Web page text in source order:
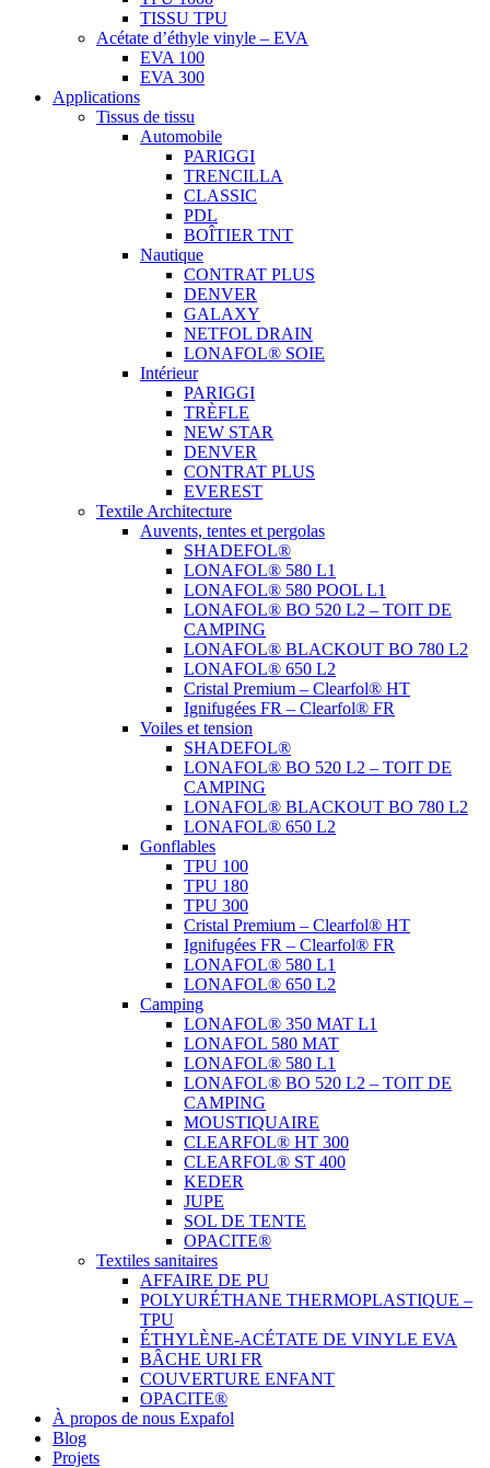
TISSU TPU
Acétate d’éthyle vinyle – EVA
EVA 100
EVA 300
Applications
Tissus de tissu
Automobile
PARIGGI
TRENCILLA
CLASSIC
PDL
BOÎTIER TNT
Nautique
CONTRAT PLUS
DENVER
GALAXY
NETFOL DRAIN
LONAFOL® SOIE
Intérieur
PARIGGI
TRÈFLE
NEW STAR
DENVER
CONTRAT PLUS
EVEREST
Textile Architecture
Auvents, tentes et pergolas
SHADEFOL®
LONAFOL® 580 L1
LONAFOL® 580 POOL L1
LONAFOL® BO 520 L2 – TOIT DE
CAMPING
LONAFOL® BLACKOUT BO 780 L2
LONAFOL® 650 L2
Cristal Premium – Clearfol® HT
Ignifugées FR – Clearfol® FR
Voiles et tension
SHADEFOL®
LONAFOL® BO 520 L2 – TOIT DE
CAMPING
LONAFOL® BLACKOUT BO 780 L2
LONAFOL® 650 L2
Gonflables
TPU 100
TPU 180
TPU 300
Cristal Premium – Clearfol® HT
Ignifugées FR – Clearfol® FR
LONAFOL® 580 L1
LONAFOL® 650 L2
Camping
LONAFOL® 350 MAT L1
LONAFOL 580 MAT
LONAFOL® 580 L1
LONAFOL® BO 520 L2 – TOIT DE
CAMPING
MOUSTIQUAIRE
CLEARFOL® HT 300
CLEARFOL® ST 400
KEDER
JUPE
SOL DE TENTE
OPACITE®
Textiles sanitaires
AFFAIRE DE PU
POLYURÉTHANE THERMOPLASTIQUE –
TPU
ÉTHYLÈNE-ACÉTATE DE VINYLE EVA
BÂCHE URI FR
COUVERTURE ENFANT
OPACITE®
À propos de nous Expafol
Blog
Projets